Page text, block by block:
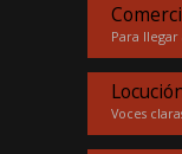
Para
Voces